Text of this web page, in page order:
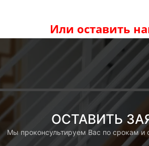
Или оставить
ОСТАВИТЬ
Мы проконсультируем Вас по срокам и